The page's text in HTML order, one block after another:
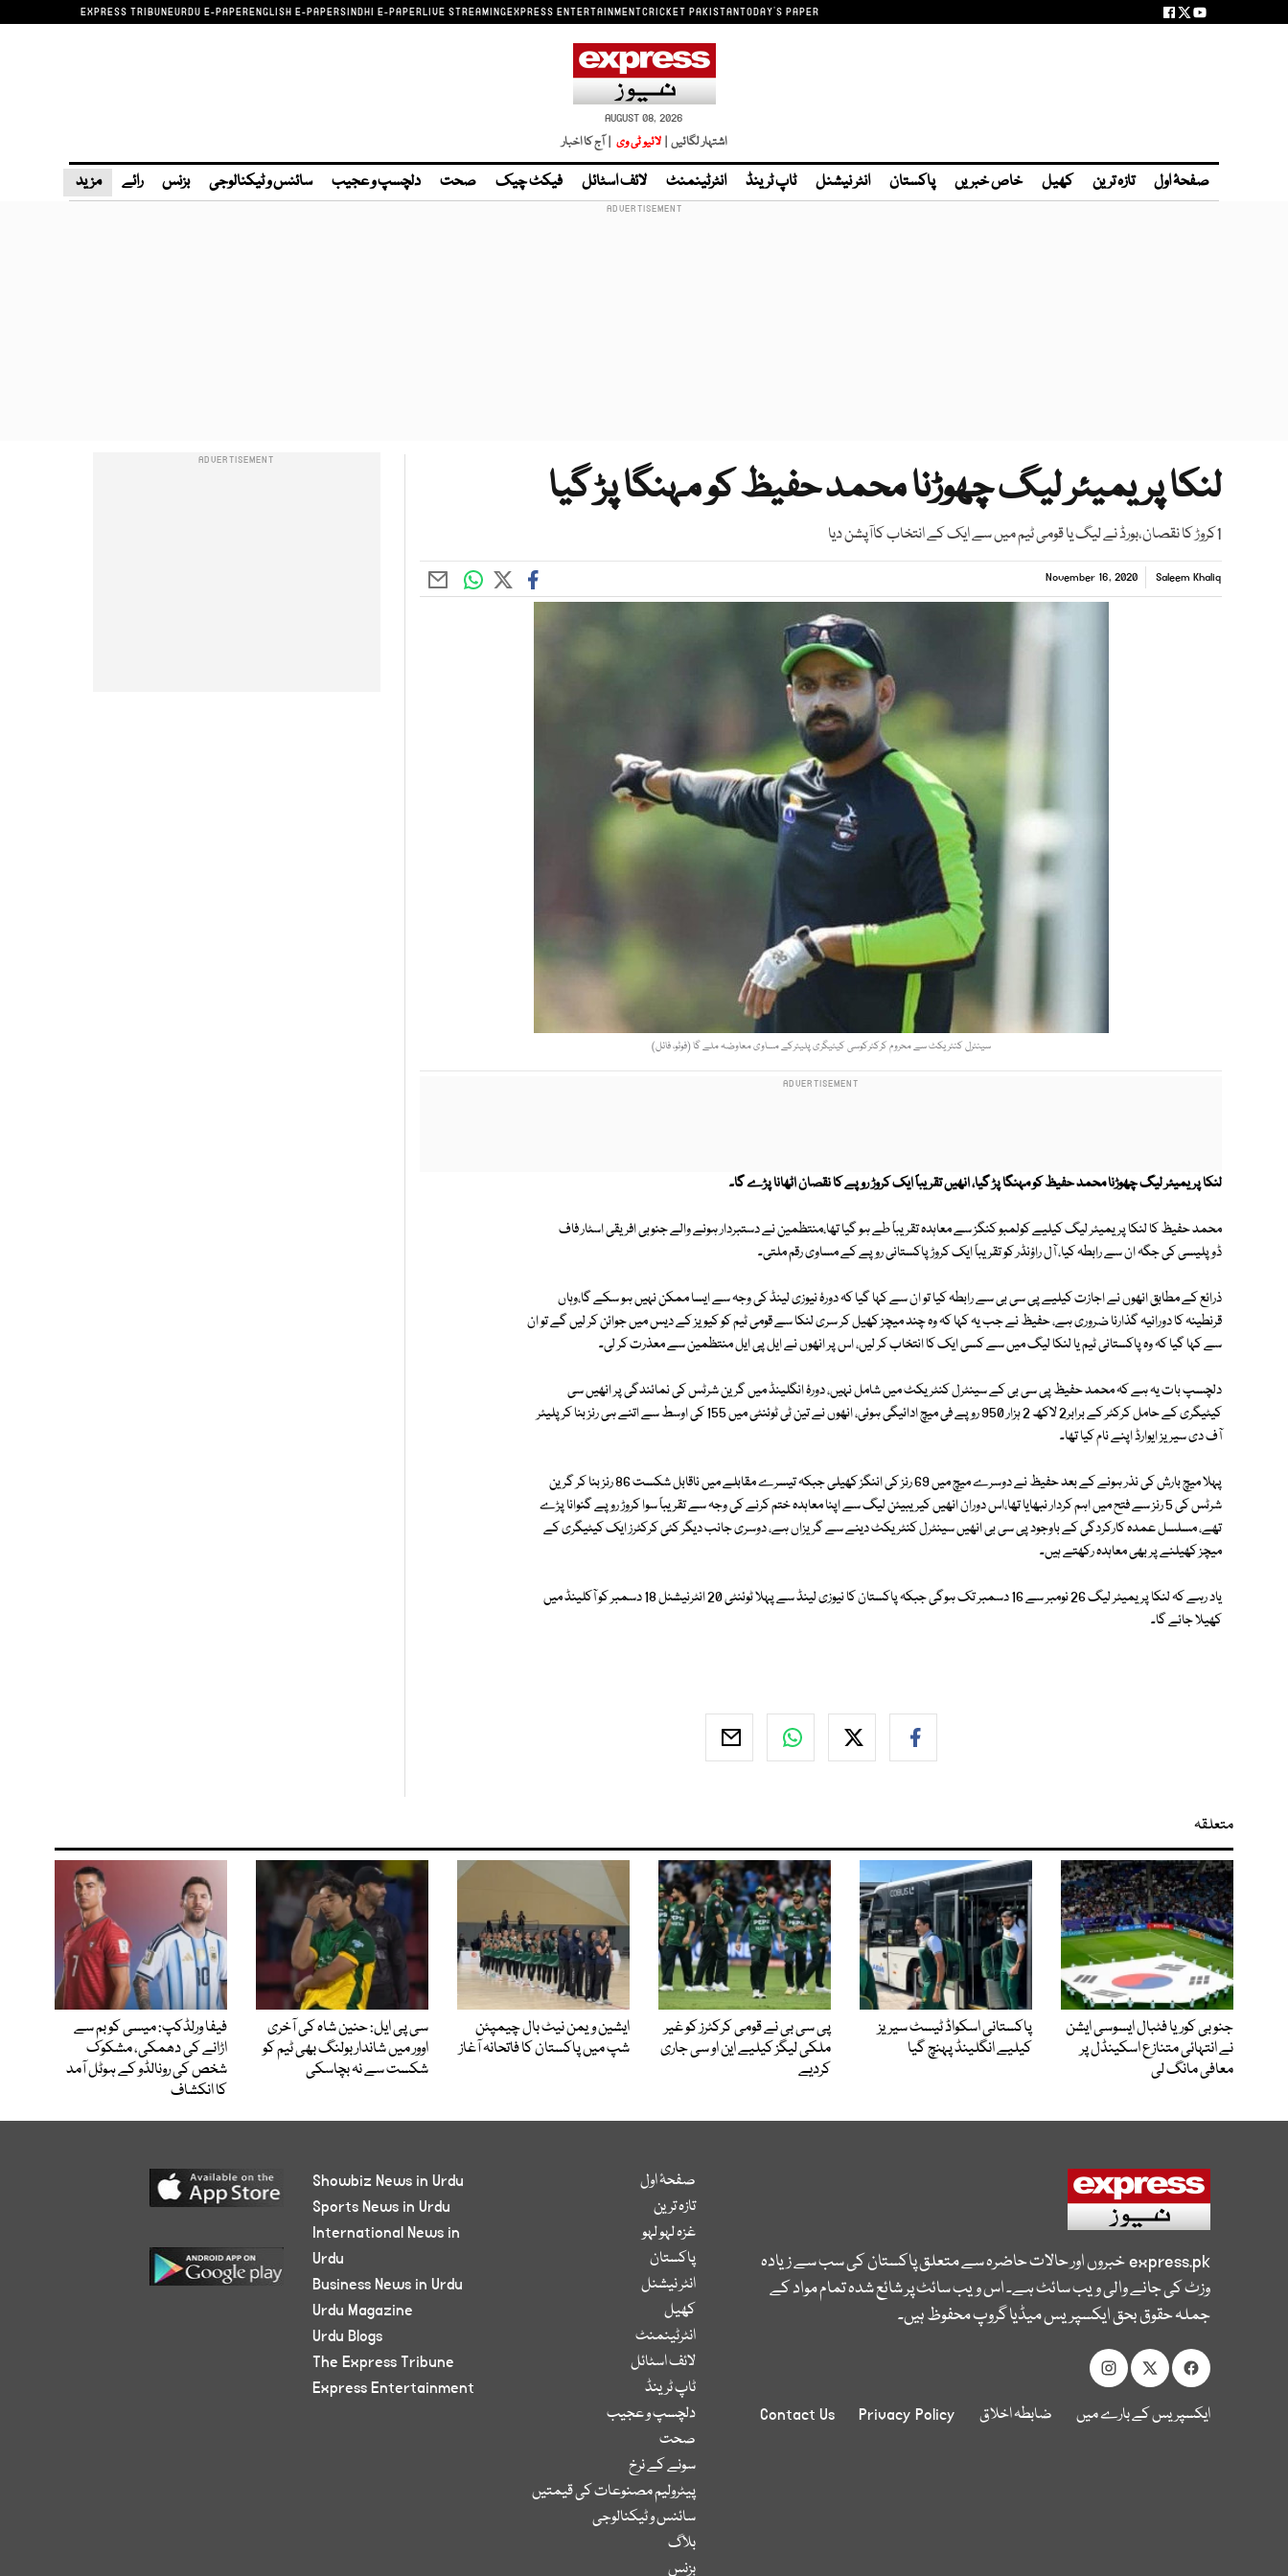
EXPRESS TRIBUNEURDU E-PAPERENGLISH E-PAPERSINDHI E-PAPERLIVE STREAMINGEXPRESS ENTERTAINMENTCRICKET PAKISTANTODAY'S PAPER
AUGUST 08, 2026
اشتہار لگائیں | لائیو ٹی وی | آج کا اخبار
صفحۂ اول تازہ ترین کھیل خاص خبریں پاکستان انٹر نیشنل ٹاپ ٹرینڈ انٹرٹینمنٹ لائف اسٹائل فیکٹ چیک صحت دلچسپ و عجیب سائنس و ٹیکنالوجی بزنس رائے مزید
لنکا پریمیئر لیگ چھوڑنا محمد حفیظ کو مہنگا پڑ گیا
1کروڑ کا نقصان،بورڈ نے لیگ یا قومی ٹیم میں سے ایک کے انتخاب کاآپشن دیا
Saleem Khaliq
November 16, 2020
سینٹرل کنٹریکٹ سے محروم کرکٹرکوسی کیٹیگری پلیئرکے مساوی معاوضہ ملے گا (فوٹو، فائل)
لنکا پریمیئر لیگ چھوڑنا محمد حفیظ کو مہنگا پڑ گیا، انھیں تقریباً ایک کروڑ روپے کا نقصان اٹھانا پڑے گا۔
محمد حفیظ کا لنکا پریمیئر لیگ کیلیے کولمبو کنگز سے معاہدہ تقریباً طے ہو گیا تھا،منتظمین نے دستبردار ہونے والے جنوبی افریقی اسٹار فاف
ڈوپلیسی کی جگہ ان سے رابطہ کیا، آل راؤنڈر کو تقریباً ایک کروڑ پاکستانی روپے کے مساوی رقم ملتی۔
ذرائع کے مطابق انھوں نے اجازت کیلیے پی سی بی سے رابطہ کیا تو ان سے کہا گیا کہ دورۂ نیوزی لینڈ کی وجہ سے ایسا ممکن نہیں ہو سکے گا،وہاں
قرنطینہ کا دورانیہ گذارنا ضروری ہے، حفیظ نے جب یہ کہا کہ وہ چند میچز کھیل کر سری لنکا سے قومی ٹیم کو کیویز کے دیس میں جوائن کر لیں گے تو ان
سے کہا گیا کہ وہ پاکستانی ٹیم یا لنکا لیگ میں سے کسی ایک کا انتخاب کر لیں، اس پر انھوں نے ایل پی ایل منتظمین سے معذرت کر لی۔
دلچسپ بات یہ ہے کہ محمد حفیظ پی سی بی کے سینٹرل کنٹریکٹ میں شامل نہیں، دورۂ انگلینڈ میں گرین شرٹس کی نمائندگی پر انھیں سی
کیٹیگری کے حامل کرکٹر کے برابر2 لاکھ 2 ہزار 950 روپے فی میچ ادائیگی ہوئی، انھوں نے تین ٹی ٹوئنٹی میں 155 کی اوسط سے اتنے ہی رنز بنا کر پلیئر
آف دی سیریز ایوارڈ اپنے نام کیا تھا۔
پہلا میچ بارش کی نذر ہونے کے بعد حفیظ نے دوسرے میچ میں 69 رنز کی اننگز کھیلی جبکہ تیسرے مقابلے میں ناقابل شکست 86 رنز بنا کر گرین
شرٹس کی 5 رنز سے فتح میں اہم کردار نبھایا تھا،اس دوران انھیں کیریبیئن لیگ سے اپنا معاہدہ ختم کرنے کی وجہ سے تقریباً سوا کروڑ روپے گنوانا پڑے
تھے، مسلسل عمدہ کارکردگی کے باوجود پی سی بی انھیں سینٹرل کنٹریکٹ دینے سے گریزاں ہے، دوسری جانب دیگر کئی کرکٹرز ایک کیٹیگری کے
میچز کھیلنے پر بھی معاہدہ رکھتے ہیں۔
یاد رہے کہ لنکا پریمیئر لیگ 26 نومبر سے 16 دسمبر تک ہوگی جبکہ پاکستان کا نیوزی لینڈ سے پہلا ٹوئنٹی 20 انٹرنیشنل 18 دسمبر کو آکلینڈ میں
کھیلا جائے گا۔
متعلقہ
جنوبی کوریا فٹبال ایسوسی ایشن
نے انتہائی متنازع اسکینڈل پر
معافی مانگ لی
پاکستانی اسکواڈ ٹیسٹ سیریز
کیلیے انگلینڈ پہنچ گیا
پی سی بی نے قومی کرکٹرز کو غیر
ملکی لیگز کیلیے این او سی جاری
کردیے
ایشین ویمن نیٹ بال چیمپئن
شپ میں پاکستان کا فاتحانہ آغاز
سی پی ایل: حنین شاہ کی آخری
اوور میں شاندار بولنگ بھی ٹیم کو
شکست سے نہ بچاسکی
فیفا ورلڈکپ: میسی کو بم سے
اڑانے کی دھمکی، مشکوک
شخص کی رونالڈو کے ہوٹل آمد
کا انکشاف
express.pkخبروں اور حالات حاضرہ سے متعلق پاکستان کی سب سے زیادہ
وزٹ کی جانے والی ویب سائٹ ہے۔ اس ویب سائٹ پر شائع شدہ تمام مواد کے
جملہ حقوق بحق ایکسپریس میڈیا گروپ محفوظ ہیں۔
ایکسپریس کے بارے میں ضابطہ اخلاق Privacy Policy
Contact Us
صفحۂ اول
تازہ ترین
غزہ لہو لہو
پاکستان
انٹر نیشنل
کھیل
انٹرٹینمنٹ
لائف اسٹائل
ٹاپ ٹرینڈ
دلچسپ و عجیب
صحت
سونے کے نرخ
پیٹرولیم مصنوعات کی قیمتیں
سائنس و ٹیکنالوجی
بلاگ
بزنس
Showbiz News in Urdu
Sports News in Urdu
International News in
Urdu
Business News in Urdu
Urdu Magazine
Urdu Blogs
The Express Tribune
Express Entertainment